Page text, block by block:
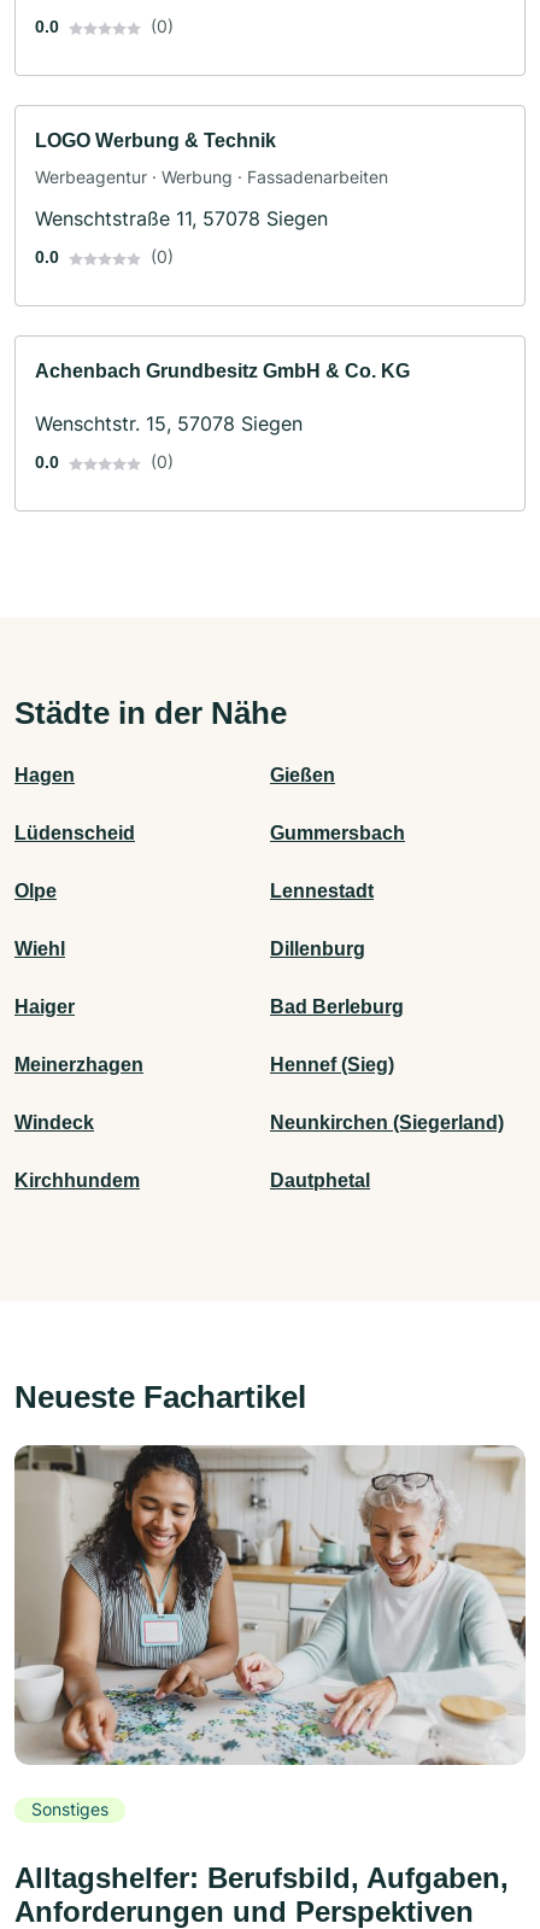
0.0 (0)
LOGO Werbung & Technik
Werbeagentur · Werbung · Fassadenarbeiten
Wenschtstraße 11, 57078 Siegen
0.0 (0)
Achenbach Grundbesitz GmbH & Co. KG
Wenschtstr. 15, 57078 Siegen
0.0 (0)
Städte in der Nähe
Hagen Gießen
Lüdenscheid Gummersbach
Olpe Lennestadt
Wiehl Dillenburg
Haiger Bad Berleburg
Meinerzhagen Hennef (Sieg)
Windeck Neunkirchen (Siegerland)
Kirchhundem Dautphetal
Neueste Fachartikel
Sonstiges
Alltagshelfer: Berufsbild, Aufgaben,
Anforderungen und Perspektiven